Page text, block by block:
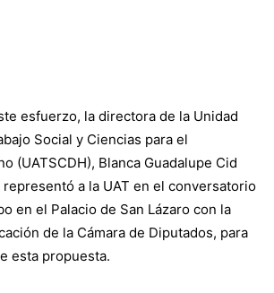
esfuerzo, la directora de la Unidad
Social y Ciencias para el
(UATSCDH), Blanca Guadalupe Cid
a la UAT en el conversatorio
en el Palacio de San Lázaro con la
de la Cámara de Diputados, para
esta propuesta.